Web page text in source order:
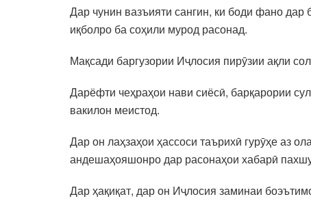
Дар чунин вазъияти сангин, ки боди фано дар
иқболро ба соҳили мурод расонад.
Мақсади баргузории Иҷлосия пирӯзии ақли
Дарёфти чеҳраҳои нави сиёсӣ, барқарории
вакилон меистод.
Дар он лаҳзаҳои ҳассоси таърихӣ гурӯҳе аз
андешаҳояшонро дар расонаҳои хабарӣ
Дар ҳақиқат, дар он Иҷлосия заминаи